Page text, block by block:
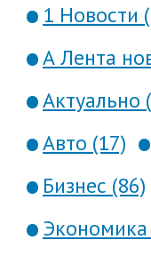
1 Новости
А Лента
Актуально
Авто (17)
Бизнес (86)
Экономика